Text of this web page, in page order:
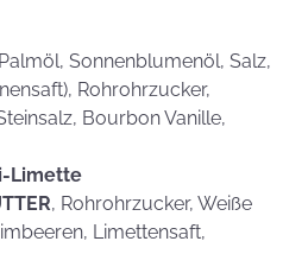
Sonnenblumenöl, Salz,
Rohrohrzucker,
Bourbon Vanille,
Limette
, Rohrohrzucker, Weiße
Limettensaft,